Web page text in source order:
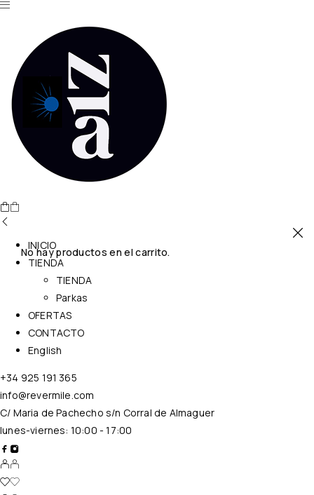
No hay productos en el carrito.
INICIO
TIENDA
TIENDA
Parkas
OFERTAS
CONTACTO
English
+34 925 191 365
info@revermile.com
C/ Maria de Pachecho s/n Corral de Almaguer
lunes-viernes: 10:00 - 17:00